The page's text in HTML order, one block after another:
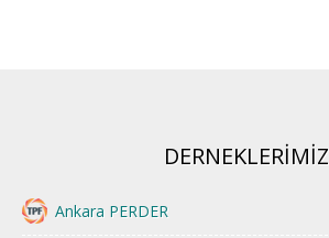
DERNEKLERİMİZ
Ankara PERDER